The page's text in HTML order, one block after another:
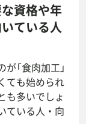
資格や年
ている人
「食肉加工」
ても始められ
も多いでしょ
ている人・向